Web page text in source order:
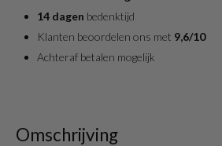
14 dagen bedenktijd
Klanten beoordelen ons met 9,6/10
Achteraf betalen mogelijk
Omschrijving